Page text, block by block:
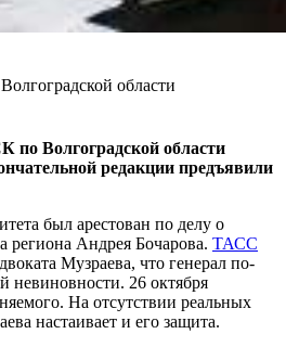
области
Волгоградской области
редакции предъявили
был арестован по делу о
региона Андрея Бочарова. ТАСС
Музраева, что генерал по-
невиновности. 26 октября
На отсутствии реальных
настаивает и его защита.